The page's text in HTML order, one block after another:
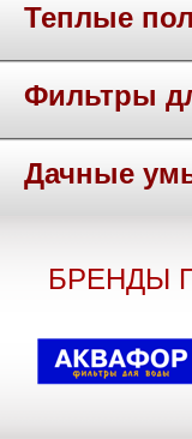
Теплые
Фильтры
Дачные
БРЕНДЫ